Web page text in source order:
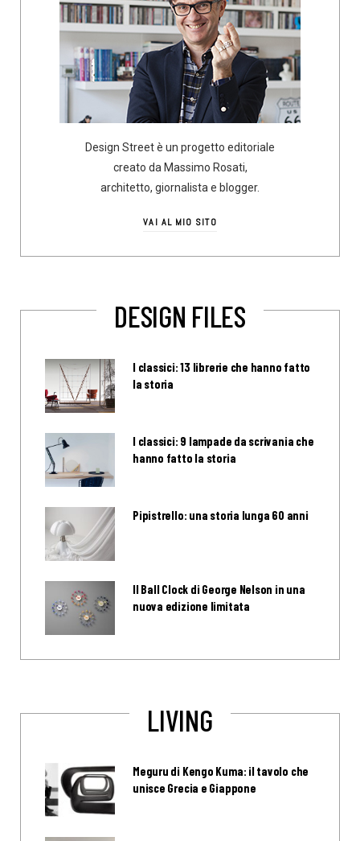
Design Street è un progetto editoriale
creato da Massimo Rosati,
architetto, giornalista e blogger.
VAI AL MIO SITO
DESIGN FILES
I classici: 13 librerie che hanno fatto
la storia
I classici: 9 lampade da scrivania che
hanno fatto la storia
Pipistrello: una storia lunga 60 anni
Il Ball Clock di George Nelson in una
nuova edizione limitata
LIVING
Meguru di Kengo Kuma: il tavolo che
unisce Grecia e Giappone